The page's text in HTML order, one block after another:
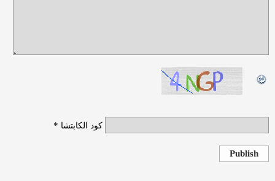
كود الكابتشا *
Publish